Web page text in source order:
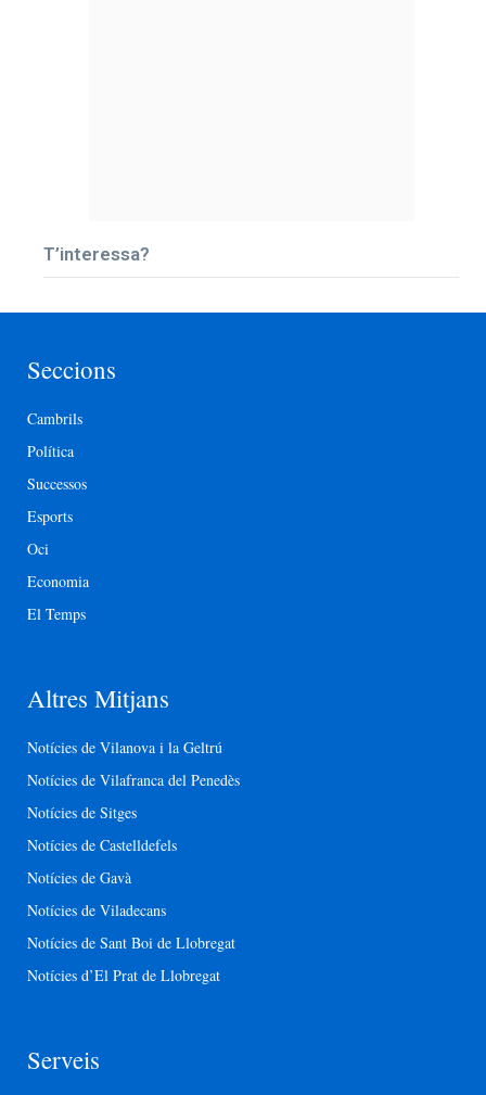
T’interessa?
Seccions
Cambrils
Política
Successos
Esports
Oci
Economia
El Temps
Altres Mitjans
Notícies de Vilanova i la Geltrú
Notícies de Vilafranca del Penedès
Notícies de Sitges
Notícies de Castelldefels
Notícies de Gavà
Notícies de Viladecans
Notícies de Sant Boi de Llobregat
Notícies d’El Prat de Llobregat
Serveis